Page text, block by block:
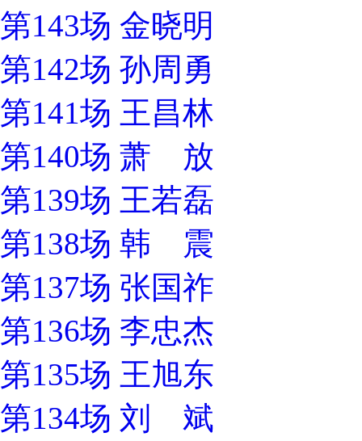
第143场 金晓明
第142场 孙周勇
第141场 王昌林
第140场 萧 放
第139场 王若磊
第138场 韩 震
第137场 张国祚
第136场 李忠杰
第135场 王旭东
第134场 刘 斌